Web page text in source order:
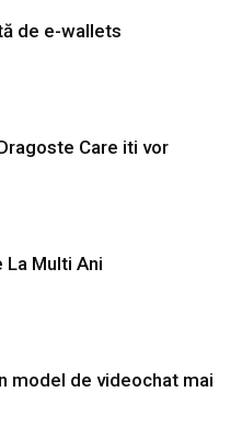
de e-wallets
Care iti vor
La Multi Ani
model de videochat mai